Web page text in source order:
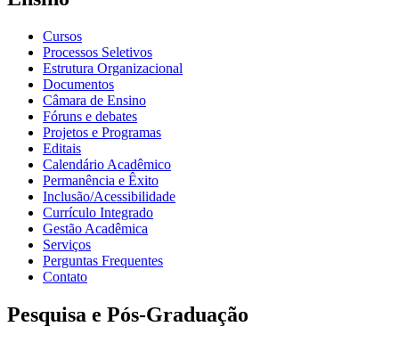
Cursos
Processos Seletivos
Estrutura Organizacional
Documentos
Câmara de Ensino
Fóruns e debates
Projetos e Programas
Editais
Calendário Acadêmico
Permanência e Êxito
Inclusão/Acessibilidade
Currículo Integrado
Gestão Acadêmica
Serviços
Perguntas Frequentes
Contato
Pesquisa e Pós-Graduação